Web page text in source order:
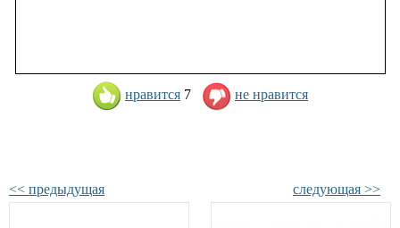
нравится 7 не нравится
<< предыдущая следующая >>